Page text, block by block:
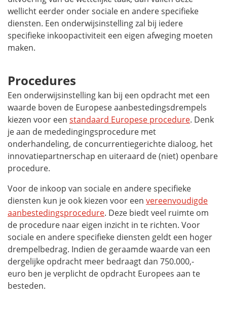
wellicht eerder onder sociale en andere specifieke
diensten. Een onderwijsinstelling zal bij iedere
specifieke inkoopactiviteit een eigen afweging moeten
maken.
Procedures
Een onderwijsinstelling kan bij een opdracht met een
waarde boven de Europese aanbestedingsdrempels
kiezen voor een standaard Europese procedure. Denk
je aan de mededingingsprocedure met
onderhandeling, de concurrentiegerichte dialoog, het
innovatiepartnerschap en uiteraard de (niet) openbare
procedure.
Voor de inkoop van sociale en andere specifieke
diensten kun je ook kiezen voor een vereenvoudigde
aanbestedingsprocedure. Deze biedt veel ruimte om
de procedure naar eigen inzicht in te richten. Voor
sociale en andere specifieke diensten geldt een hoger
drempelbedrag. Indien de geraamde waarde van een
dergelijke opdracht meer bedraagt dan 750.000,-
euro ben je verplicht de opdracht Europees aan te
besteden.